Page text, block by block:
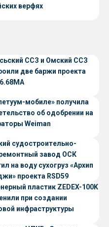
верфях
ССЗ и Омский ССЗ
две баржи проекта
мобиле» получила
об одобрении на
Weiman
судостроительно-
завод ОСК
на воду сухогруз «Архип
проекта RSD59
пластик ZEDEX-100K
при создании
инфраструктуры